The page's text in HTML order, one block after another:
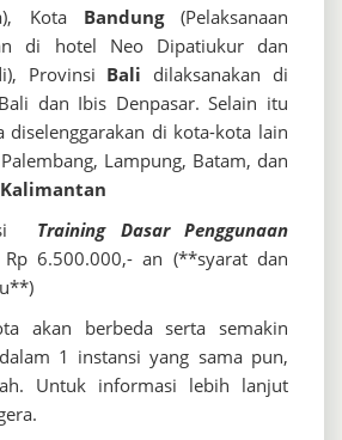
Kota Bandung(Pelaksanaan
di hotel Neo Dipatiukur dan
Provinsi Bali dilaksanakan di
dan Ibis Denpasar. Selain itu
diselenggarakan di kota-kota lain
Lampung, Batam, dan
Kalimantan
Training Dasar Penggunaan
Rp 6.500.000,- an (**syarat dan
akan berbeda serta semakin
1 instansi yang sama pun,
Untuk informasi lebih lanjut